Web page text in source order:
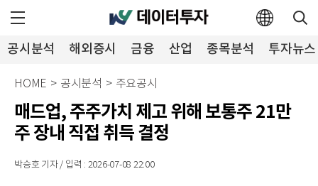
공시분석 해외증시 금융 산업 종목분석 투자뉴스
HOME > 공시분석 > 주요공시
매드업, 주주가치 제고 위해 보통주 21만
주 장내 직접 취득 결정
박승호 기자 / 입력 : 2026-07-08 22:00